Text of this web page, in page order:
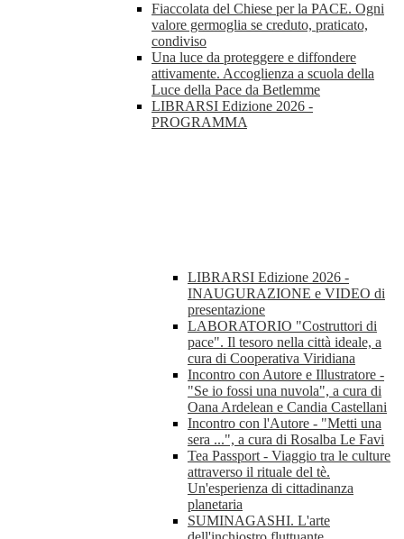
Fiaccolata del Chiese per la PACE. Ogni
valore germoglia se creduto, praticato,
condiviso
Una luce da proteggere e diffondere
attivamente. Accoglienza a scuola della
Luce della Pace da Betlemme
LIBRARSI Edizione 2026 -
PROGRAMMA
LIBRARSI Edizione 2026 -
INAUGURAZIONE e VIDEO di
presentazione
LABORATORIO "Costruttori di
pace". Il tesoro nella città ideale, a
cura di Cooperativa Viridiana
Incontro con Autore e Illustratore -
"Se io fossi una nuvola", a cura di
Oana Ardelean e Candia Castellani
Incontro con l'Autore - "Metti una
sera ...", a cura di Rosalba Le Favi
Tea Passport - Viaggio tra le culture
attraverso il rituale del tè.
Un'esperienza di cittadinanza
planetaria
SUMINAGASHI. L'arte